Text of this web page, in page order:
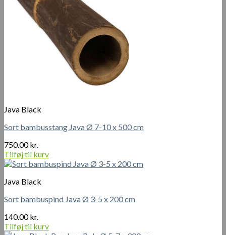
Java Black
Sort bambusstang Java Ø 7-10 x 500 cm
750.00kr.
Tilføj til kurv
Java Black
Sort bambuspind Java Ø 3-5 x 200 cm
140.00kr.
Tilføj til kurv